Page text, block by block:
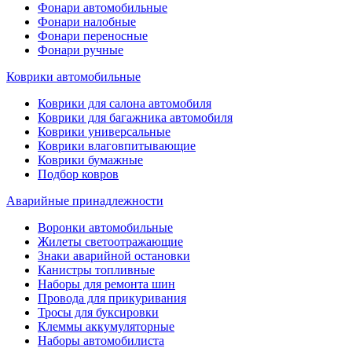
Фонари автомобильные
Фонари налобные
Фонари переносные
Фонари ручные
Коврики автомобильные
Коврики для салона автомобиля
Коврики для багажника автомобиля
Коврики универсальные
Коврики влаговпитывающие
Коврики бумажные
Подбор ковров
Аварийные принадлежности
Воронки автомобильные
Жилеты светоотражающие
Знаки аварийной остановки
Канистры топливные
Наборы для ремонта шин
Провода для прикуривания
Тросы для буксировки
Клеммы аккумуляторные
Наборы автомобилиста